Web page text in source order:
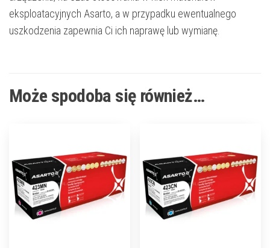
eksploatacyjnych Asarto, a w przypadku ewentualnego
uszkodzenia zapewnia Ci ich naprawę lub wymianę.
Może spodoba się również…